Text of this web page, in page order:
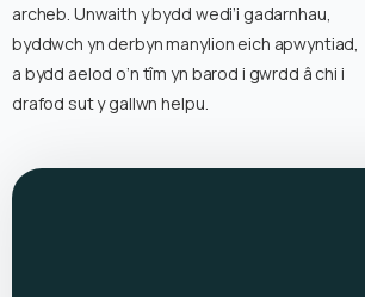
archeb. Unwaith y bydd wedi’i gadarnhau,
byddwch yn derbyn manylion eich apwyntiad,
a bydd aelod o’n tîm yn barod i gwrdd â chi i
drafod sut y gallwn helpu.